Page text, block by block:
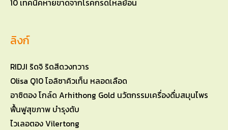
10 เทคนิคหายขาดจากโรคกรดไหลย้อน
ลิงก์
RIDJI ริดจิ ริดสีดวงทวาร
Olisa Q10 โอลิซาคิวเท็น หลอดเลือด
อาซิตอง โกล์ด Arhithong Gold นวัตกรรมเครื่องดื่มสมุนไพร
ฟื้นฟูสุขภาพ บำรุงตับ
ไวเลอตอง Vilertong